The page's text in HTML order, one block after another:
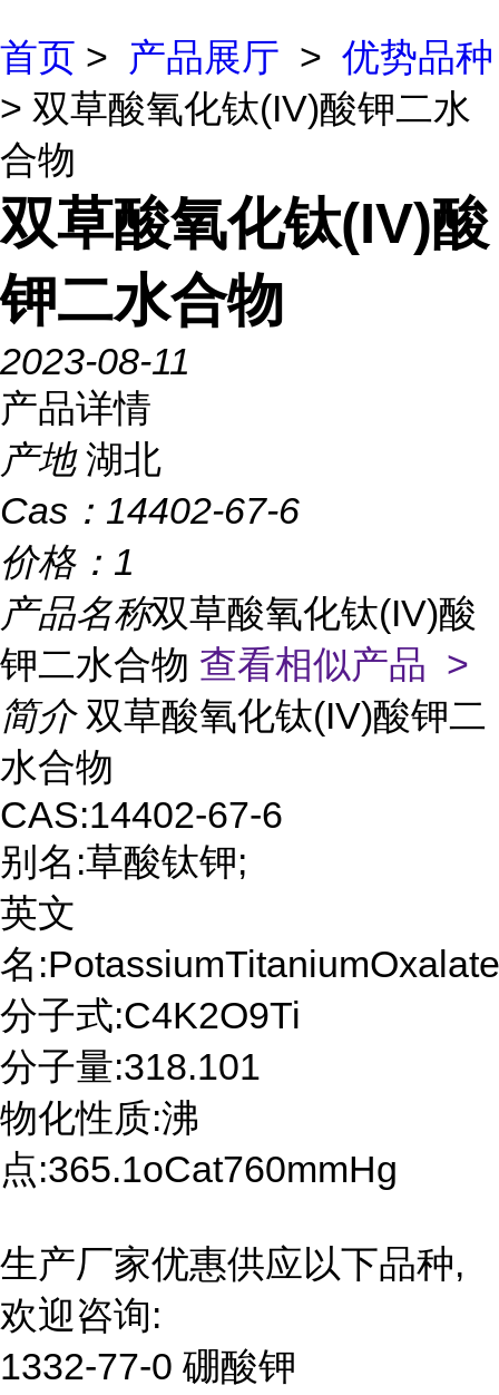
首页 > 产品展厅 > 优势品种
> 双草酸氧化钛(IV)酸钾二水
合物
双草酸氧化钛(IV)酸
钾二水合物
2023-08-11
产品详情
产地 湖北
Cas： 14402-67-6
价格： 1
产品名称双草酸氧化钛(IV)酸
钾二水合物 查看相似产品 >
简介 双草酸氧化钛(IV)酸钾二
水合物
CAS:14402-67-6
别名:草酸钛钾;
英文
名
分子式:C4K2O9Ti
分子量:318.101
物化性质:沸
点:365.1oCat760mmHg
生产厂家优惠供应以下品种,
欢迎咨询:
1332-77-0 硼酸钾